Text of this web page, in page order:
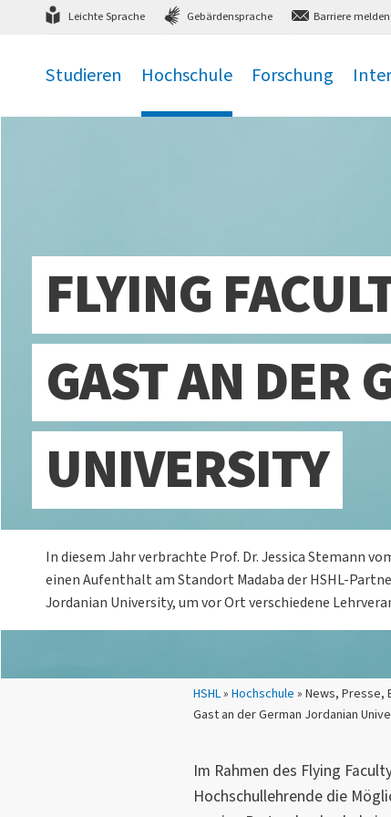
zum Hauptmenü zum Inhalt,
Leichte Sprache Gebärdensprache Barriere melden
Studieren Hochschule Forschung
Sie sind hier:
HSHL» Hochschule » News, Presse,
Gast an der German Jordanian
FLYING
GAST AN DER
UNIVERSITY
In diesem Jahr verbrachte Prof. Dr. Jessica Stemann
einen Aufenthalt am Standort Madaba der HSHL-
Jordanian University, um vor Ort verschiedene
Im Rahmen des Flying
Hochschullehrende die